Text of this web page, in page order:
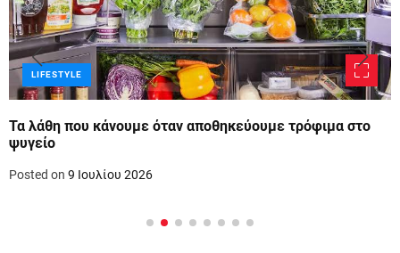
LIFESTYLE
Τα λάθη που κάνουμε όταν αποθηκεύουμε τρόφιμα στο
ψυγείο
Posted on 9 Ιουλίου 2026